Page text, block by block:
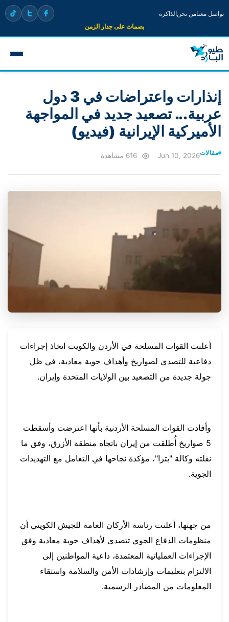
تواصل معنامن نحنالذاكرة
بصمات على جدار الزمن
إنذارات واعتراضات في 3 دول
عربية... تصعيد جديد في المواجهة
الأميركية الإيرانية (فيديو)
مقالاتJun 10, 2026 616 مشاهدة
أعلنت القوات المسلحة في الأردن والكويت اتخاذ إجراءات
دفاعية للتصدي لصواريخ وأهداف جوية معادية، في ظل
جولة جديدة من التصعيد بين الولايات المتحدة وإيران.
وأفادت القوات المسلحة الأردنية بأنها اعترضت وأسقطت
5 صواريخ أُطلقت من إيران باتجاه منطقة الأزرق، وفق ما
نقلته وكالة "بترا"، مؤكدة نجاحها في التعامل مع التهديدات
الجوية.
من جهتها، أعلنت رئاسة الأركان العامة للجيش الكويتي أن
منظومات الدفاع الجوي تتصدى لأهداف جوية معادية وفق
الإجراءات العملياتية المعتمدة، داعية المواطنين إلى
الالتزام بتعليمات وإرشادات الأمن والسلامة واستقاء
المعلومات من المصادر الرسمية.